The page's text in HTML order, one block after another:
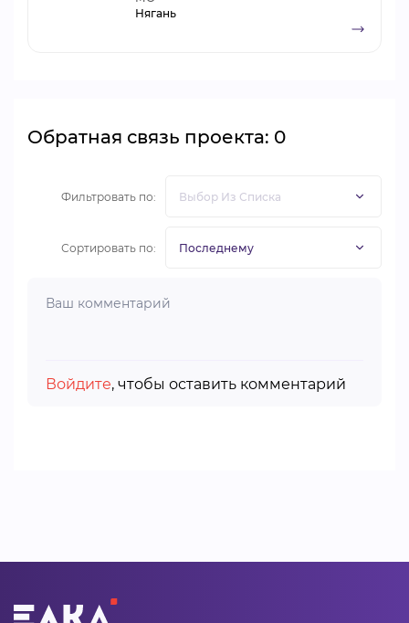
Нягань
Обратная связь проекта: 0
Фильтровать по:
Сортировать по:
Войдите, чтобы оставить комментарий